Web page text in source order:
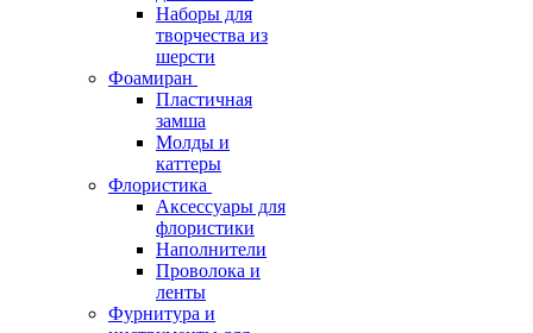
Наборы для
творчества из
шерсти
Фоамиран
Пластичная
замша
Молды и
каттеры
Флористика
Аксессуары для
флористики
Наполнители
Проволока и
ленты
Фурнитура и